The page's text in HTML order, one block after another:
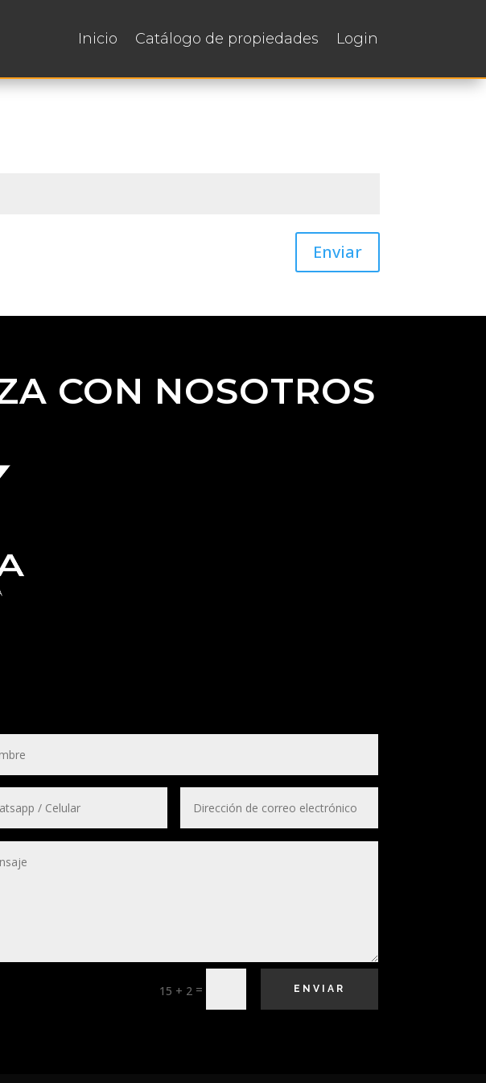
Inicio Catálogo de propiedades Login
Enviar
CON NOSOTROS
15 + 2 = ENVIAR